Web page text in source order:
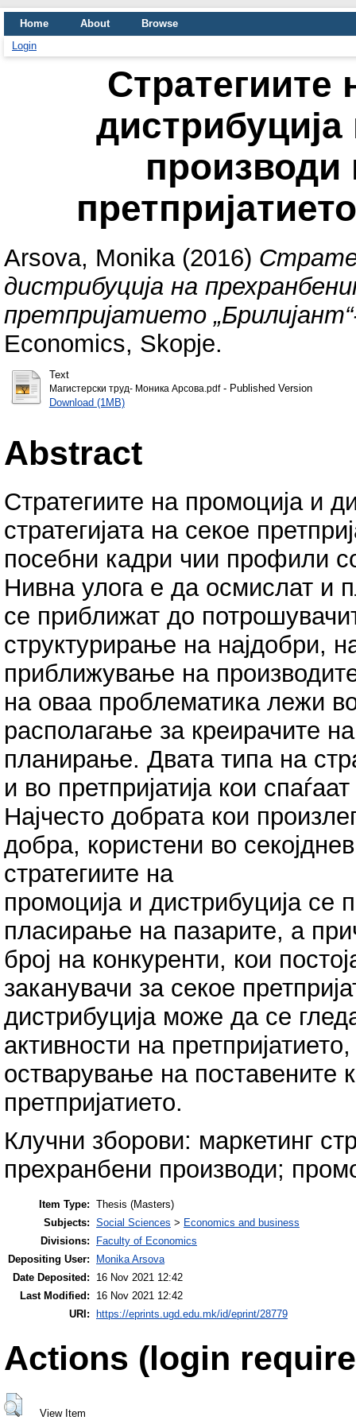
Home About
Browse
Login
Стратегиите
производи
Arsova, Monika(2016)
дистрибуција на
претпријатието
Economics, Skopje.
Text
Магистерски труд- Моника Арсова.pdf- Published Version
Download (1MB)
Abstract
Стратегиите на промоција и
стратегијата на секое
посебни кадри чии профили
Нивна улога е да осмислат и
се приближат до
структурирање на најдобри,
приближување на
на оваа проблематика лежи
располагање за креирачите
планирање. Двата типа на
и во претпријатија кои
Најчесто добрата кои
добра, користени во
стратегиите на
промоција и дистрибуција се
пласирање на пазарите, а
број на конкуренти, кои
заканувачи за секое
дистрибуција може да се
активности на
остварување на поставените
претпријатието.
Клучни зборови: маркетинг
прехранбени производи;
Item Type: Thesis (Masters)
Subjects: Social Sciences > Economics and business
Divisions:
Faculty of Economics
Depositing User:
Monika Arsova
Date Deposited:
16 Nov 2021 12:42
Last Modified:
16 Nov 2021 12:42
URI:
https://eprints.ugd.edu.mk/id/eprint/28779
Actions (login
View Item